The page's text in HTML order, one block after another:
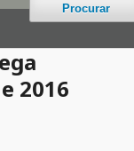
Procurar
2016